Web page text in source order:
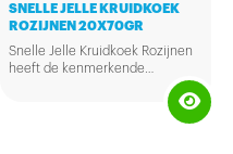
SNELLE JELLE KRUIDKOEK
ROZIJNEN 20X70GR
Snelle Jelle Kruidkoek Rozijnen
heeft de kenmerkende
krachtige kruidkoeksmaak van
rijkelijk gevuld met heerlijke